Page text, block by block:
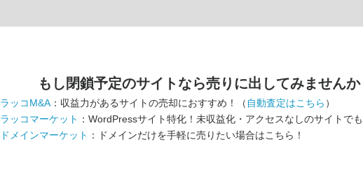
もし閉鎖予定のサイトなら売りに出してみませんか
ラッコM&A ：収益力があるサイトの売却におすすめ！（ 自動査定はこちら ）
ラッコマーケット ：WordPressサイト特化！未収益化・アクセスなしのサイトで
ドメインマーケット ：ドメインだけを手軽に売りたい場合はこちら！